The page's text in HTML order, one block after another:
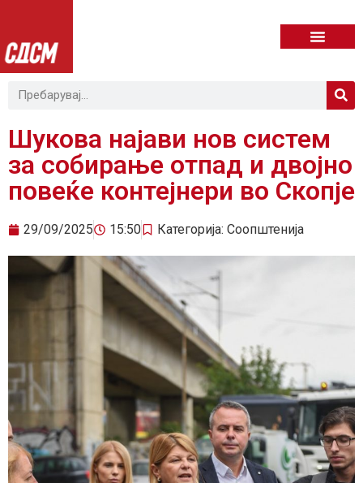
Шукова најави нов систем
за собирање отпад и двојно
повеќе контејнери во Скопје
29/09/2025 15:50 Категорија: Соопштенија